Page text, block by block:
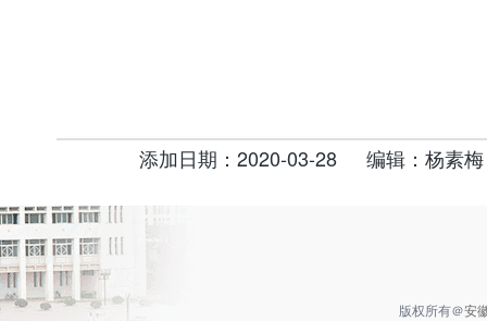
添加日期：2020-03-28 编辑：杨素梅
版权所有＠安